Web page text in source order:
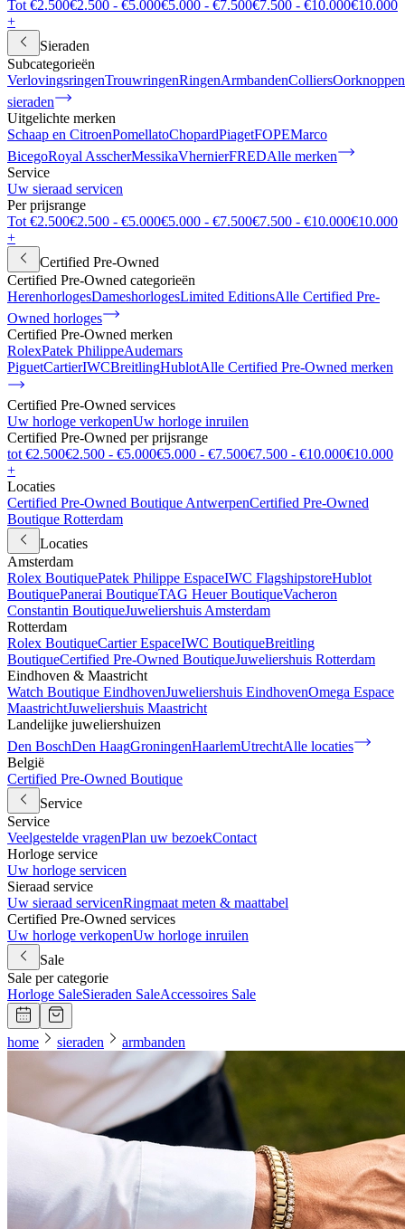
Tot €2.500€2.500 - €5.000€5.000 - €7.500€7.500 - €10.000€10.000
+
Sieraden
Subcategorieën
VerlovingsringenTrouwringenRingenArmbandenColliersOorknoppen
sieraden
Uitgelichte merken
Schaap en CitroenPomellatoChopardPiagetFOPEMarco
BicegoRoyal AsscherMessikaVhernierFREDAlle merken
Service
Uw sieraad servicen
Per prijsrange
Tot €2.500€2.500 - €5.000€5.000 - €7.500€7.500 - €10.000€10.000
+
Certified Pre-Owned
Certified Pre-Owned categorieën
HerenhorlogesDameshorlogesLimited EditionsAlle Certified Pre-
Owned horloges
Certified Pre-Owned merken
RolexPatek PhilippeAudemars
PiguetCartierIWCBreitlingHublotAlle Certified Pre-Owned merken
Certified Pre-Owned services
Uw horloge verkopenUw horloge inruilen
Certified Pre-Owned per prijsrange
tot €2.500€2.500 - €5.000€5.000 - €7.500€7.500 - €10.000€10.000
+
Locaties
Certified Pre-Owned Boutique AntwerpenCertified Pre-Owned
Boutique Rotterdam
Locaties
Amsterdam
Rolex BoutiquePatek Philippe EspaceIWC FlagshipstoreHublot
BoutiquePanerai BoutiqueTAG Heuer BoutiqueVacheron
Constantin BoutiqueJuweliershuis Amsterdam
Rotterdam
Rolex BoutiqueCartier EspaceIWC BoutiqueBreitling
BoutiqueCertified Pre-Owned BoutiqueJuweliershuis Rotterdam
Eindhoven & Maastricht
Watch Boutique EindhovenJuweliershuis EindhovenOmega Espace
MaastrichtJuweliershuis Maastricht
Landelijke juweliershuizen
Den BoschDen HaagGroningenHaarlemUtrechtAlle locaties
België
Certified Pre-Owned Boutique
Service
Service
Veelgestelde vragenPlan uw bezoekContact
Horloge service
Uw horloge servicen
Sieraad service
Uw sieraad servicenRingmaat meten & maattabel
Certified Pre-Owned services
Uw horloge verkopenUw horloge inruilen
Sale
Sale per categorie
Horloge SaleSieraden SaleAccessoires Sale
home sieraden armbanden